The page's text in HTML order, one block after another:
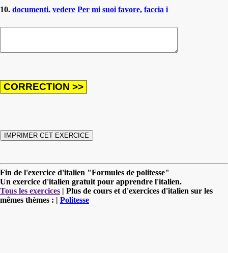
10. documenti. vedere Per mi suoi favore, faccia i
Fin de l'exercice d'italien "Formules de politesse"
Un exercice d'italien gratuit pour apprendre l'italien.
Tous les exercices | Plus de cours et d'exercices d'italien sur les
mêmes thèmes : | Politesse